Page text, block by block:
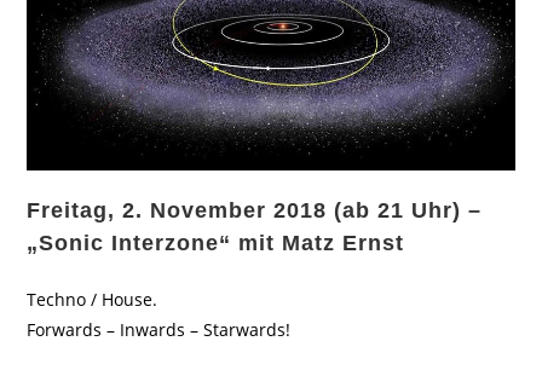
Freitag, 2. November 2018 (ab 21 Uhr) –
„Sonic Interzone“ mit Matz Ernst
Techno / House.
Forwards – Inwards – Starwards!